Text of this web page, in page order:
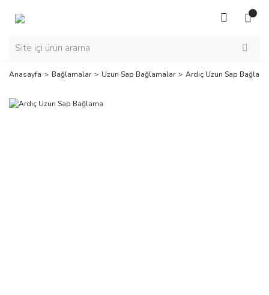
Anasayfa Bağlamalar Uzun Sap Bağlamalar Ardıç Uzun Sap